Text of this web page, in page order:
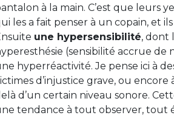
à la main. C’est que leurs
les a fait penser à un copain, et
une hypersensibilité, dont
(sensibilité accrue de
hyperréactivité. Je pense ici à
d’injustice grave, ou
d’un certain niveau sonore.
tendance à tout observer, tout